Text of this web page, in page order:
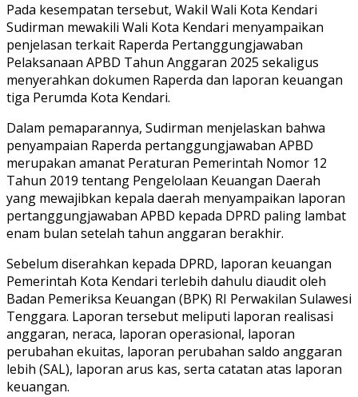
Pada kesempatan tersebut, Wakil Wali Kota Kendari
Sudirman mewakili Wali Kota Kendari menyampaikan
penjelasan terkait Raperda Pertanggungjawaban
Pelaksanaan APBD Tahun Anggaran 2025 sekaligus
menyerahkan dokumen Raperda dan laporan keuangan
tiga Perumda Kota Kendari.
Dalam pemaparannya, Sudirman menjelaskan bahwa
penyampaian Raperda pertanggungjawaban APBD
merupakan amanat Peraturan Pemerintah Nomor 12
Tahun 2019 tentang Pengelolaan Keuangan Daerah
yang mewajibkan kepala daerah menyampaikan laporan
pertanggungjawaban APBD kepada DPRD paling lambat
enam bulan setelah tahun anggaran berakhir.
Sebelum diserahkan kepada DPRD, laporan keuangan
Pemerintah Kota Kendari terlebih dahulu diaudit oleh
Badan Pemeriksa Keuangan (BPK) RI Perwakilan Sulawesi
Tenggara. Laporan tersebut meliputi laporan realisasi
anggaran, neraca, laporan operasional, laporan
perubahan ekuitas, laporan perubahan saldo anggaran
lebih (SAL), laporan arus kas, serta catatan atas laporan
keuangan.